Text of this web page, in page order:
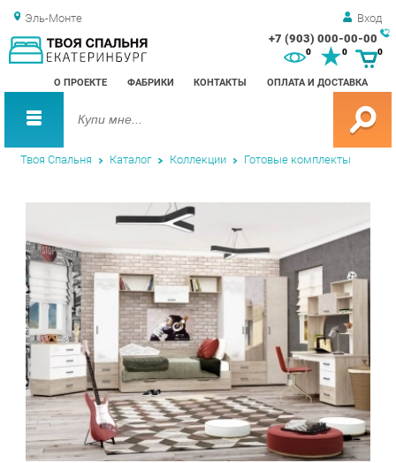
Эль-Монте Вход
+7 (903) 000-00-00
О ПРОЕКТЕ ФАБРИКИ КОНТАКТЫ ОПЛАТА И ДОСТАВКА
0 0
Твоя Спальня Каталог Коллекции Готовые комплекты
Добавить в избранное